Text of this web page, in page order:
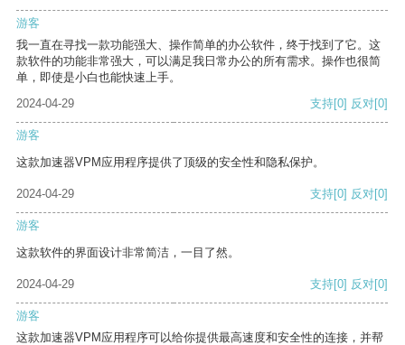
游客
我一直在寻找一款功能强大、操作简单的办公软件，终于找到了它。这
款软件的功能非常强大，可以满足我日常办公的所有需求。操作也很简
单，即使是小白也能快速上手。
2024-04-29
支持[0] 反对[0]
游客
这款加速器VPM应用程序提供了顶级的安全性和隐私保护。
2024-04-29 支持[0] 反对[0]
游客
这款软件的界面设计非常简洁，一目了然。
2024-04-29 支持[0] 反对[0]
游客
这款加速器VPM应用程序可以给你提供最高速度和安全性的连接，并帮